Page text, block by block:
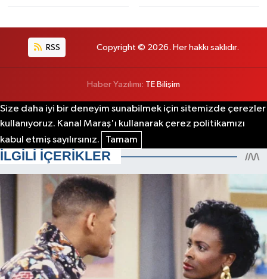
RSS Copyright © 2026. Her hakkı saklıdır.
Haber Yazılımı: TE Bilişim
Size daha iyi bir deneyim sunabilmek için sitemizde çerezler
kullanıyoruz. Kanal Maraş'ı kullanarak çerez politikamızı
kabul etmiş sayılırsınız.
Tamam